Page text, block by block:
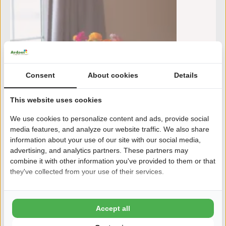
Consent About cookies Details
This website uses cookies
We use cookies to personalize content and ads, provide social
media features, and analyze our website traffic. We also share
information about your use of our site with our social media,
advertising, and analytics partners. These partners may
combine it with other information you've provided to them or that
they've collected from your use of their services.
Accept all